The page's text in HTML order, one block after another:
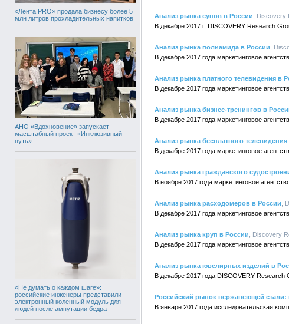
«Лента PRO» продала бизнесу более 5
млн литров прохладительных напитков
АНО «Вдохновение» запускает
масштабный проект «Инклюзивный
путь»
«Не думать о каждом шаге»:
российские инженеры представили
электронный коленный модуль для
людей после ампутации бедра
Анализ рынка супов в России ,
В декабре 2017 г. DISCOVERY Research
Анализ рынка полиамида в России ,
В декабре 2017 года маркетинговое
Анализ рынка платного телевидения в
В декабре 2017 года маркетинговое
Анализ рынка бизнес-тренингов в
В декабре 2017 года маркетинговое
Анализ рынка бесплатного
В декабре 2017 года маркетинговое
Анализ рынка гражданского
В ноябре 2017 года маркетинговое
Анализ рынка расходомеров в России ,
В декабре 2017 года маркетинговое
Анализ рынка круп в России , Discovery
В декабре 2017 года маркетинговое
Анализ рынка ювелирных изделий в
В декабре 2017 года DISCOVERY
Российский рынок нержавеющей стали:
В январе 2017 года исследовательская